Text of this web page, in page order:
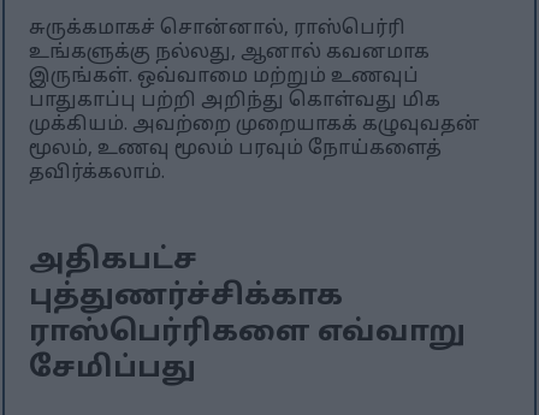
சுருக்கமாகச் சொன்னால், ராஸ்பெர்ரி
உங்களுக்கு நல்லது, ஆனால் கவனமாக
இருங்கள். ஒவ்வாமை மற்றும் உணவுப்
பாதுகாப்பு பற்றி அறிந்து கொள்வது மிக
முக்கியம். அவற்றை முறையாகக் கழுவுவதன்
மூலம், உணவு மூலம் பரவும் நோய்களைத்
தவிர்க்கலாம்.
அதிகபட்ச
புத்துணர்ச்சிக்காக
ராஸ்பெர்ரிகளை எவ்வாறு
சேமிப்பது